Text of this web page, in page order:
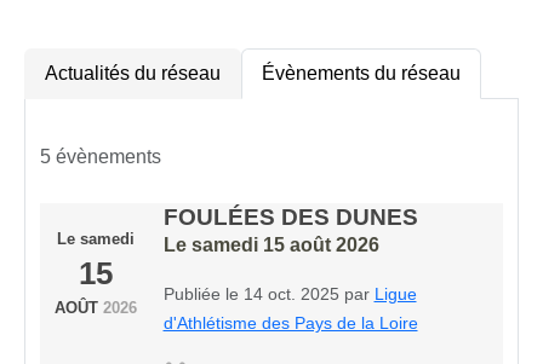
Actualités du réseau Évènements du réseau
5 évènements
Le samedi
15
AOÛT 2026
FOULÉES DES DUNES
Le samedi 15 août 2026
Publiée le 14 oct. 2025 par Ligue
d'Athlétisme des Pays de la Loire